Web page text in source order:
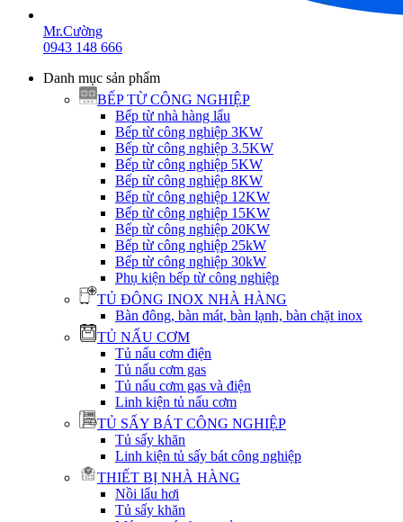
Mr.Cường
0943 148 666
Danh mục sản phẩm
BẾP TỪ CÔNG NGHIỆP
Bếp từ nhà hàng lẩu
Bếp từ công nghiệp 3KW
Bếp từ công nghiệp 3.5KW
Bếp từ công nghiệp 5KW
Bếp từ công nghiệp 8KW
Bếp từ công nghiệp 12KW
Bếp từ công nghiệp 15KW
Bếp từ công nghiệp 20KW
Bếp từ công nghiệp 25kW
Bếp từ công nghiệp 30kW
Phụ kiện bếp từ công nghiệp
TỦ ĐÔNG INOX NHÀ HÀNG
Bàn đông, bàn mát, bàn lạnh, bàn chặt inox
TỦ NẤU CƠM
Tủ nấu cơm điện
Tủ nấu cơm gas
Tủ nấu cơm gas và điện
Linh kiện tủ nấu cơm
TỦ SẤY BÁT CÔNG NGHIỆP
Tủ sấy khăn
Linh kiện tủ sấy bát công nghiệp
THIẾT BỊ NHÀ HÀNG
Nồi lẩu hơi
Tủ sấy khăn